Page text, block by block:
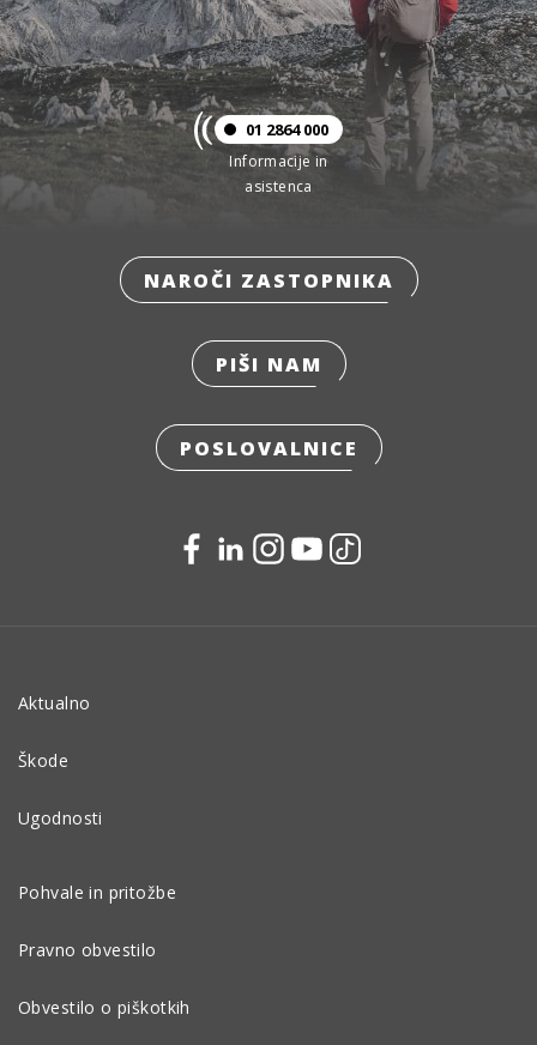
01 2864 000
Informacije in
asistenca
NAROČI ZASTOPNIKA
PIŠI NAM
POSLOVALNICE
Aktualno
Škode
Ugodnosti
Pohvale in pritožbe
Pravno obvestilo
Obvestilo o piškotkih